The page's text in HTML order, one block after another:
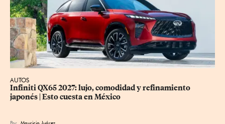
AUTOS
Infiniti QX65 2027: lujo, comodidad y refinamiento
japonés | Esto cuesta en México
Por Mauricio Juárez